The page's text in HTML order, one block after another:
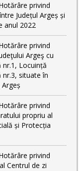
privind
Județul Argeș și
anul 2022
privind
Argeş cu
Locuință
situate în
privind
propriu al
și Protecția
privind
Centrul de zi